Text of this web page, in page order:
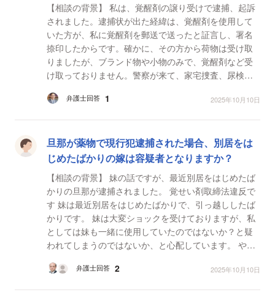
【相談の背景】 私は、覚醒剤の譲り受けで逮捕、起訴
されました。逮捕状が出た経緯は、覚醒剤を使用して
いた方が、私に覚醒剤を郵送で送ったと証言し、署名
捺印したからです。確かに、その方から荷物は受け取
りましたが、ブランド物や小物のみで、覚醒剤など受
け取っておりません。警察が来て、家宅捜査、尿検査
何も証拠...
弁護士回答 1 2025年10月10日
旦那が薬物で現行犯逮捕された場合、別居をは
じめたばかりの嫁は容疑者となりますか？
【相談の背景】 妹の話ですが、最近別居をはじめたば
かりの旦那が逮捕されました。 覚せい剤取締法違反で
す 妹は最近別居をはじめたばかりで、引っ越ししたば
かりです。 妹は大変ショックを受けておりますが、私
としては妹も一緒に使用していたのではないか？と疑
われてしまうのではないか、と心配しています。 やっ
弁護士回答 2 2025年10月10日